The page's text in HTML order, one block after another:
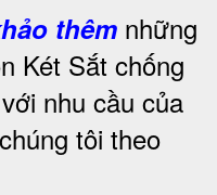
thêm những
Két Sắt chống
nhu cầu của
tôi theo